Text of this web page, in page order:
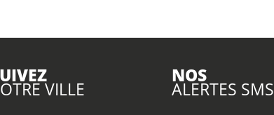
VILLE
NOS
ALERTES SMS